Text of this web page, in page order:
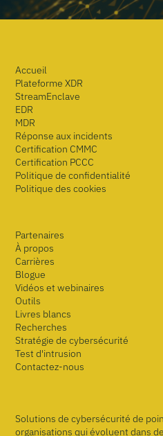
Accueil
Plateforme XDR
StreamEnclave
EDR
MDR
Réponse aux incidents
Certification CMMC
Certification PCCC
Politique de confidentialité
Politique des cookies
Partenaires
À propos
Carrières
Blogue
Vidéos et webinaires
Outils
Livres blancs
Recherches
Stratégie de cybersécurité
Test d'intrusion
Contactez-nous
Solutions de cybersécurité de
organisations qui évoluent dans